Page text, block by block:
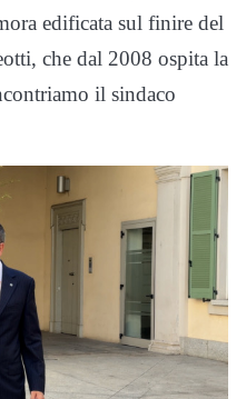
edificata sul finire del
che dal 2008 ospita la
il sindaco